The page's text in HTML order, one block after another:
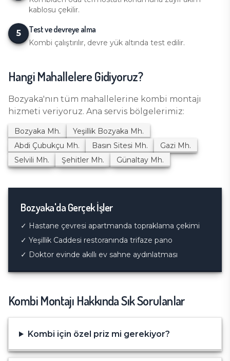
kablosu çekilir.
5 Test ve devreye alma
Kombi çalıştırılır, devre yük altında test edilir.
Hangi Mahallelere Gidiyoruz?
Bozyaka'nın tüm mahallelerine kombi montajı
hizmeti veriyoruz. Ana servis bölgelerimiz:
Bozyaka Mh. Yeşillik Bozyaka Mh.
Abdi Çubukçu Mh. Basın Sitesi Mh. Gazi Mh.
Selvili Mh. Şehitler Mh. Günaltay Mh.
Bozyaka'da Gerçek İşler
✓ Hastane çevresi apartmanda topraklama çekimi
✓ Yeşillik Caddesi restoranında trifaze pano
✓ Doktor evinde akıllı ev sahne aydınlatması
Kombi Montajı Hakkında Sık Sorulanlar
Kombi için özel priz mi gerekiyor?